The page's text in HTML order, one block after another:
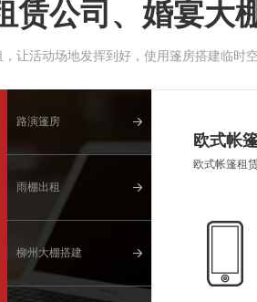
赁公司、婚宴大
让活动场地发挥到好，使用篷房搭建临时
路演篷房
雨棚出租
柳州大棚搭建
欧式帐
欧式帐篷租